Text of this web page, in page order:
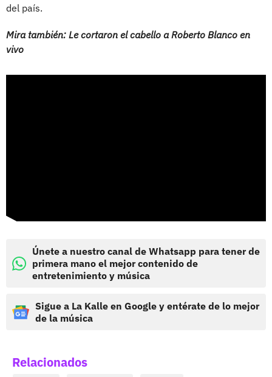
del país.
Mira también: Le cortaron el cabello a Roberto Blanco en
vivo
Únete a nuestro canal de Whatsapp para tener de
primera mano el mejor contenido de
entretenimiento y música
Sigue a La Kalle en Google y entérate de lo mejor
de la música
Relacionados